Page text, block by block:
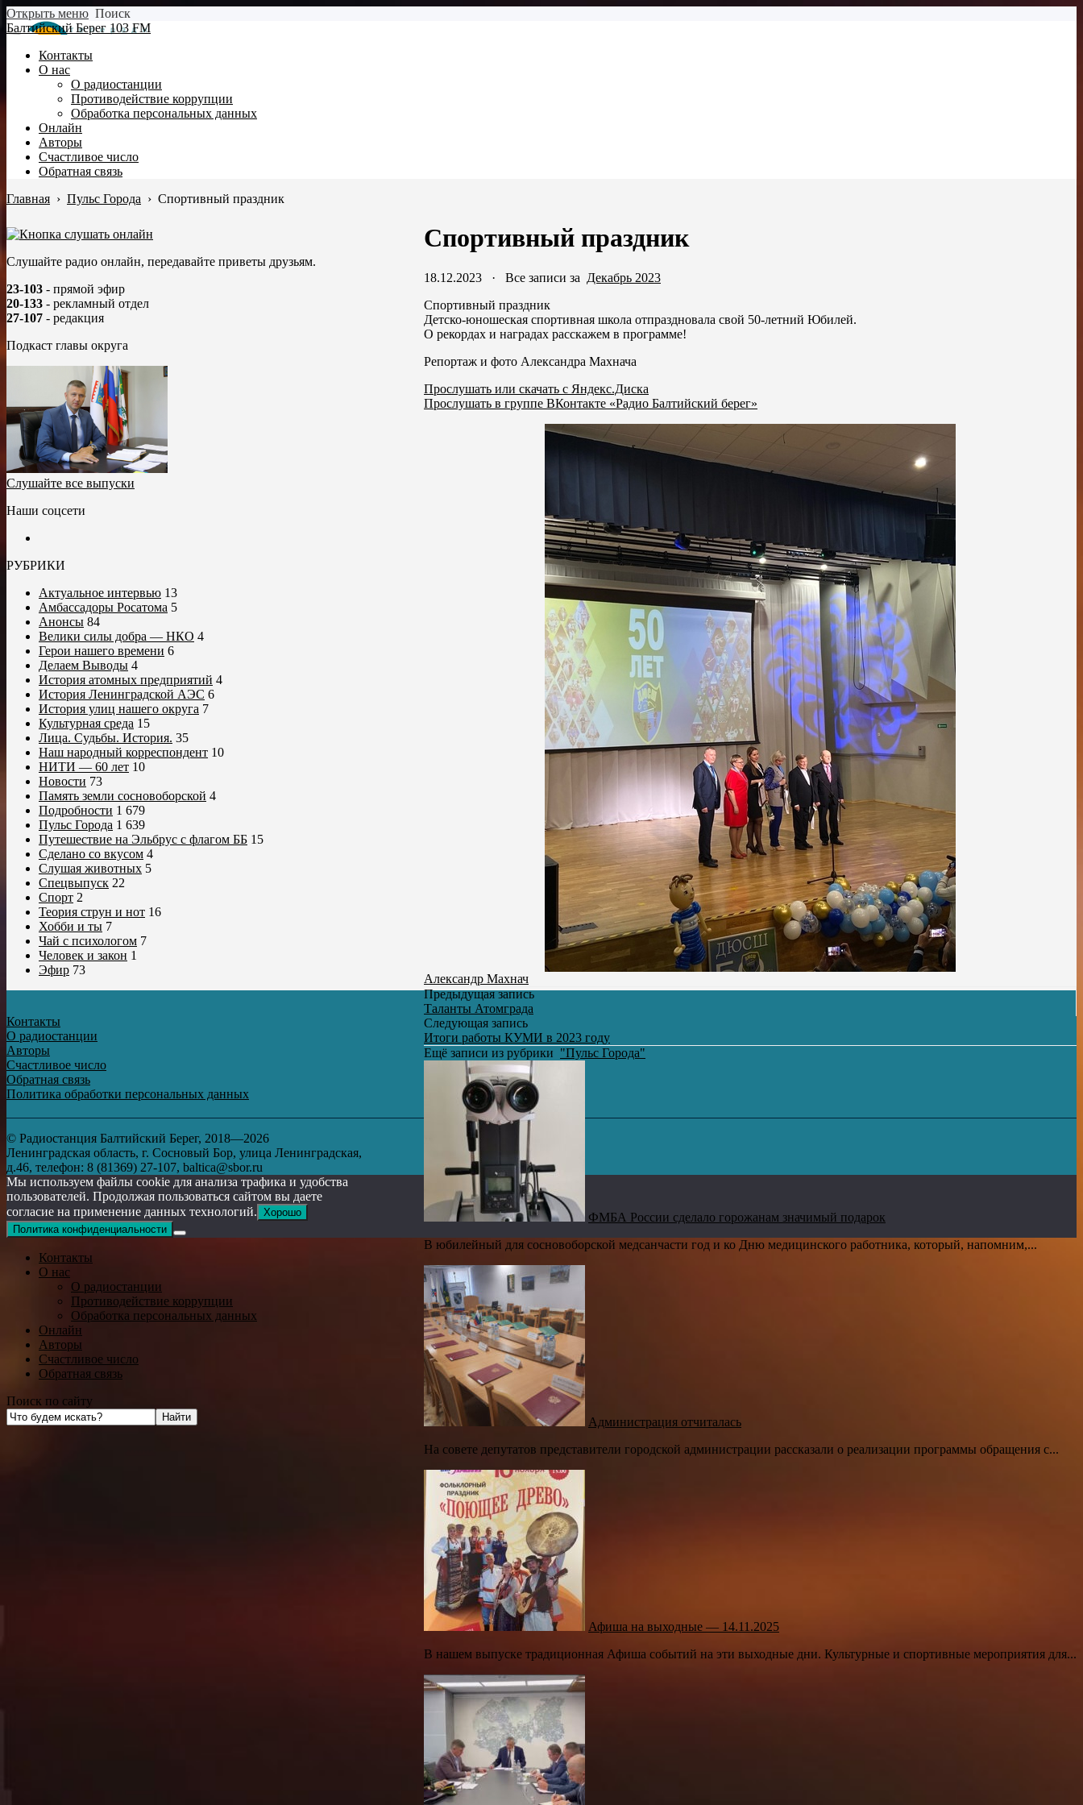
Открыть меню Поиск
Балтийский Берег 103 FM
Контакты
О нас
О радиостанции
Противодействие коррупции
Обработка персональных данных
Онлайн
Авторы
Счастливое число
Обратная связь
Главная › Пульс Города › Спортивный праздник
Спортивный праздник
18.12.2023 · Все записи за Декабрь 2023
Спортивный праздник
Детско-юношеская спортивная школа отпраздновала свой 50-летний Юбилей.
О рекордах и наградах расскажем в программе!
Репортаж и фото Александра Махнача
Прослушать или скачать с Яндекс.Диска
Прослушать в группе ВКонтакте «Радио Балтийский берег»
Александр Махнач
Предыдущая запись
Таланты Атомграда
Следующая запись
Итоги работы КУМИ в 2023 году
Ещё записи из рубрики "Пульс Города"
ФМБА России сделало горожанам значимый подарок
В юбилейный для сосновоборской медсанчасти год и ко Дню медицинского работника, который, напомним,...
Администрация отчиталась
На совете депутатов представители городской администрации рассказали о реализации программы обращения с...
Афиша на выходные — 14.11.2025
В нашем выпуске традиционная Афиша событий на эти выходные дни. Культурные и спортивные мероприятия для...
Слушайте радио онлайн, передавайте приветы друзьям.
23-103 - прямой эфир
20-133 - рекламный отдел
27-107 - редакция
Подкаст главы округа
Слушайте все выпуски
Наши соцсети
РУБРИКИ
Актуальное интервью 13
Амбассадоры Росатома 5
Анонсы 84
Велики силы добра — НКО 4
Герои нашего времени 6
Делаем Выводы 4
История атомных предприятий 4
История Ленинградской АЭС 6
История улиц нашего округа 7
Культурная среда 15
Лица. Судьбы. История. 35
Наш народный корреспондент 10
НИТИ — 60 лет 10
Новости 73
Память земли сосновоборской 4
Подробности 1 679
Пульс Города 1 639
Путешествие на Эльбрус с флагом ББ 15
Сделано со вкусом 4
Слушая животных 5
Спецвыпуск 22
Спорт 2
Теория струн и нот 16
Хобби и ты 7
Чай с психологом 7
Человек и закон 1
Эфир 73
Контакты
О радиостанции
Авторы
Счастливое число
Обратная связь
Политика обработки персональных данных
© Радиостанция Балтийский Берег, 2018—2026
Ленинградская область, г. Сосновый Бор, улица Ленинградская,
д.46, телефон: 8 (81369) 27-107, baltica@sbor.ru
Мы используем файлы cookie для анализа трафика и удобства
пользователей. Продолжая пользоваться сайтом вы даете
согласие на применение данных технологий. Хорошо
Политика конфиденциальности
Контакты
О нас
О радиостанции
Противодействие коррупции
Обработка персональных данных
Онлайн
Авторы
Счастливое число
Обратная связь
Поиск по сайту